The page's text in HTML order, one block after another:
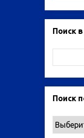
Поиск
Поиск